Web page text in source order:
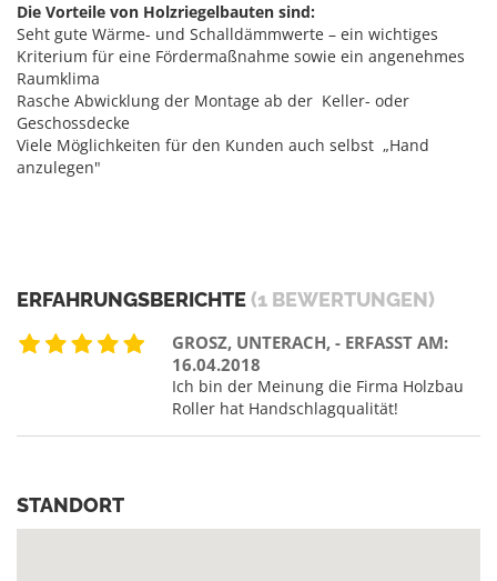
Die Vorteile von Holzriegelbauten sind:
Seht gute Wärme- und Schalldämmwerte – ein wichtiges
Kriterium für eine Fördermaßnahme sowie ein angenehmes
Raumklima
Rasche Abwicklung der Montage ab der Keller- oder
Geschossdecke
Viele Möglichkeiten für den Kunden auch selbst „Hand
anzulegen"
ERFAHRUNGSBERICHTE(1 BEWERTUNGEN)
GROSZ, UNTERACH, - ERFASST AM:
16.04.2018
Ich bin der Meinung die Firma Holzbau
Roller hat Handschlagqualität!
STANDORT